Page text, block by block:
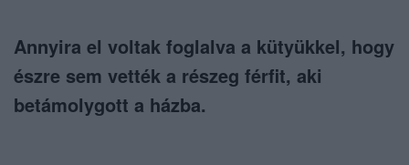
Annyira el voltak foglalva a kütyükkel, hogy
észre sem vették a részeg férfit, aki
betámolygott a házba.